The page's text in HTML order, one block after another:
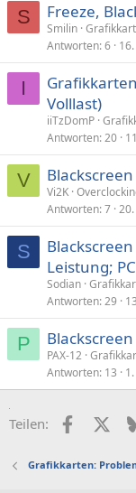
S Freeze,
Smilin
Antworten 6
I
Volllast)
iiTzDomP
Antworten 20
V
Vi2K
Antworten 7
S
Leistung;
Sodian
Antworten 29
P
PAX-12
Antworten 13
Teilen: Facebook
X
Grafikkarten: